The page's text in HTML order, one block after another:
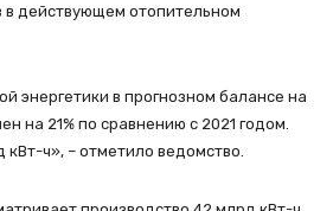
в действующем отопительном
энергетики в прогнозном балансе на
на 21% по сравнению с 2021 годом.
кВт-ч», – отметило ведомство.